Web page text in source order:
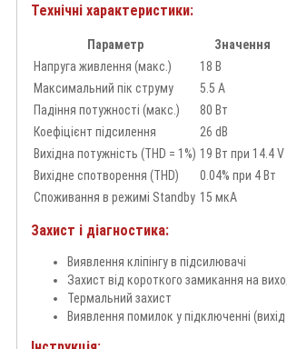
Технічні характеристики:
Параметр
Значення
Напруга живлення (макс.)
18 В
Максимальний пік струму
5.5 А
Падіння потужності (макс.)
80 Вт
Коефіцієнт підсилення
26 dB
Вихідна потужність (THD = 1%) 19 Вт при 14.4 V
Вихідне спотворення (THD)
0.04% при 4 Вт
Споживання в режимі Standby 15 мкА
Захист і діагностика:
Виявлення кліпінгу в підсилювачі
Захист від короткого замикання на
Термальний захист
Виявлення помилок у підключенні